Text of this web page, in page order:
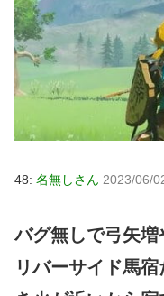
48: 名無しさん 2023/06/
バグ無しで弓矢増
リバーサイド馬